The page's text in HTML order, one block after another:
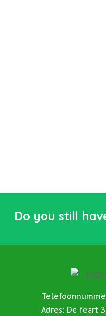
Do you still
Adres: De feart